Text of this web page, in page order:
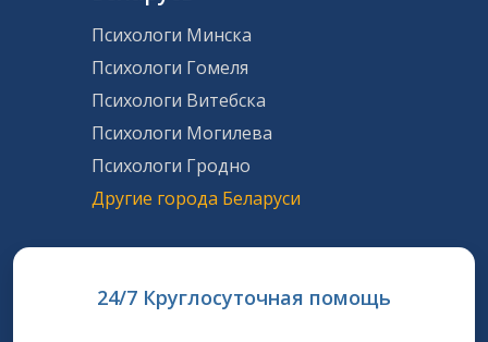
Психологи Минска
Психологи Гомеля
Психологи Витебска
Психологи Могилева
Психологи Гродно
Другие города Беларуси
24/7 Круглосуточная помощь